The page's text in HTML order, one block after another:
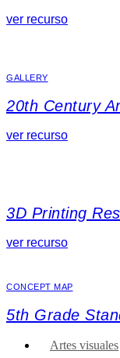
ver recurso
GALLERY
20th Century
ver recurso
3D Printing
ver recurso
CONCEPT MAP
5th Grade
Artes visuales